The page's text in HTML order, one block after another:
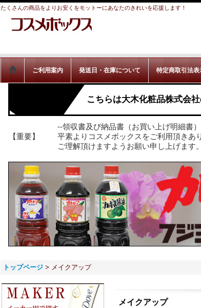
たくさんの商品をよりお安くをモットーにあなたのきれいを応援します！
ご利用案内 発送日・在庫について 特定商取引法表
こちらは大木化粧品株式会
【重要】
--領収書及び納品書（お買い上げ明細書
平素よりコスメボックスをご利用頂きあ
ご理解頂けますようお願い申し上げます。
トップページ > メイクアップ
メイクアップ